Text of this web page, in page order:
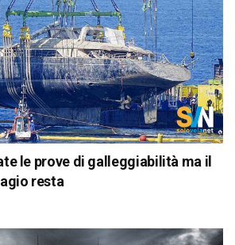
le prove di galleggiabilità ma il
resta